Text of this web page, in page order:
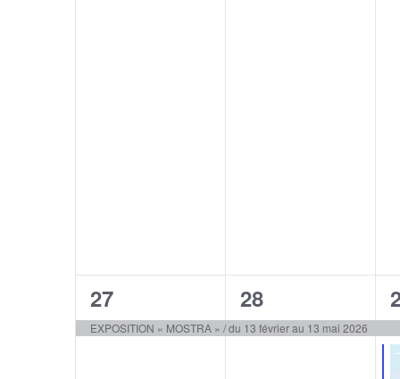
1
évènement,
27
EXPOSITION « MOSTRA » / du 13 février au 13 mai 2026
1
évènement,
28
2